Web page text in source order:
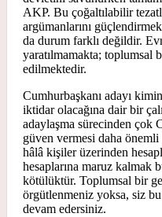
AKP. Bu çoğaltılabilir
argümanlarını
da durum farklı değildir.
yaratılmamakta; toplumsal
edilmektedir.
Cumhurbaşkanı adayı
iktidar olacağına dair bir
adaylaşma sürecinden çok
güven vermesi daha
hâlâ kişiler üzerinden
hesaplarına maruz kalmak
kötülüktür. Toplumsal bir
örgütlenmeniz yoksa, siz
devam edersiniz.